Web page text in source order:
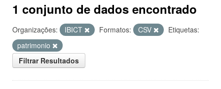
1 conjunto de dados encontrado
Organizações: IBICT Formatos: CSV
Etiquetas:
patrimonio
Filtrar Resultados